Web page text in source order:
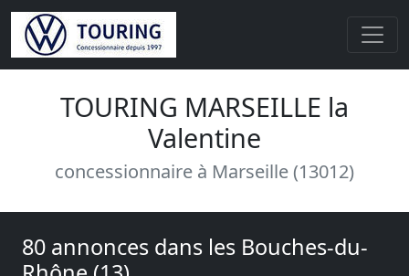
TOURING MARSEILLE la
Valentine
concessionnaire à Marseille (13012)
80 annonces dans les Bouches-du-